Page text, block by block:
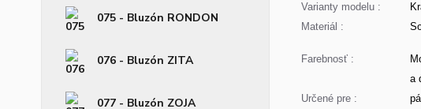
075 - Bluzón RONDON
076 - Bluzón ZITA
077 - Bluzón ZOJA
Varianty modelu :
Materiál :
Farebnosť :
a
Určené pre :